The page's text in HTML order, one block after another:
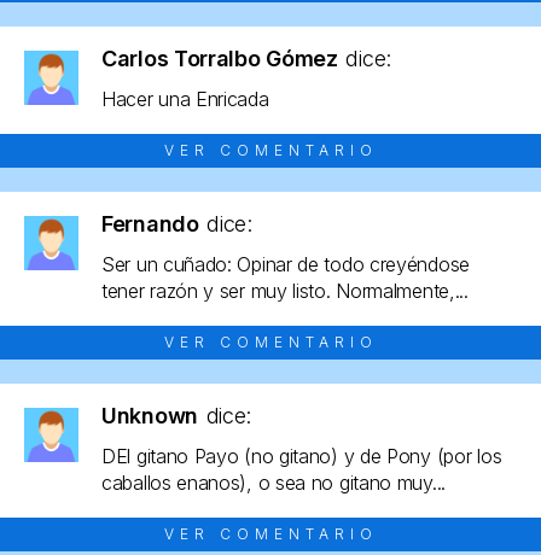
Carlos Torralbo Gómez dice:
Hacer una Enricada
VER COMENTARIO
Fernando dice:
Ser un cuñado: Opinar de todo creyéndose
tener razón y ser muy listo. Normalmente,...
VER COMENTARIO
Unknown dice:
DEl gitano Payo (no gitano) y de Pony (por los
caballos enanos), o sea no gitano muy...
VER COMENTARIO